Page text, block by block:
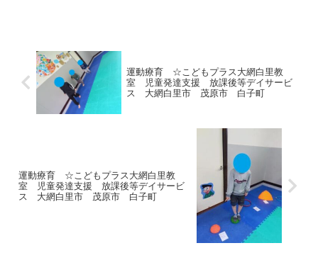
運動療育 ☆こどもプラス大網白里教
室 児童発達支援 放課後等デイサービ
ス 大網白里市 茂原市 白子町
運動療育 ☆こどもプラス大網白里教
室 児童発達支援 放課後等デイサービ
ス 大網白里市 茂原市 白子町